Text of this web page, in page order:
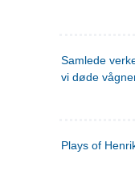
Samlede
vi døde
Plays of